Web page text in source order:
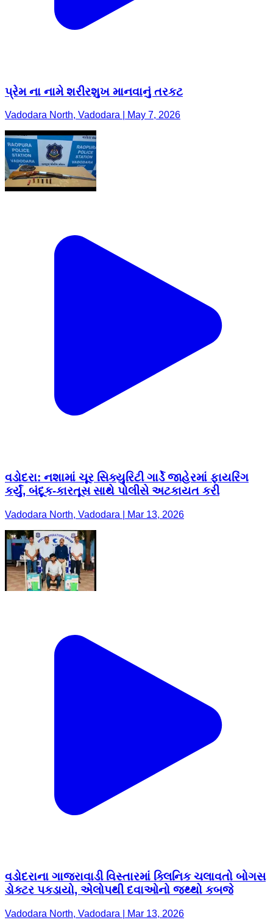
પ્રેમ ના નામે શરીરશુખ માનવાનું તરકટ
Vadodara North, Vadodara | May 7, 2026
વડોદરા: નશામાં ચૂર સિક્યુરિટી ગાર્ડે જાહેરમાં ફાયરિંગ
કર્યું, બંદૂક-કારતૂસ સાથે પોલીસે અટકાયત કરી
Vadodara North, Vadodara | Mar 13, 2026
વડોદરાના ગાજરાવાડી વિસ્તારમાં ક્લિનિક ચલાવતો બોગસ
ડોક્ટર પકડાયો, એલોપથી દવાઓનો જથ્થો કબજે
Vadodara North, Vadodara | Mar 13, 2026